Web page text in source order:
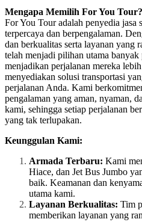
Mengapa Memilih For You Tour?
For You Tour adalah penyedia jasa
terpercaya dan berpengalaman.
dan berkualitas serta layanan yang
telah menjadi pilihan utama
menjadikan perjalanan mereka
menyediakan solusi transportasi
perjalanan Anda. Kami
pengalaman yang aman, nyaman,
kami, sehingga setiap perjalanan
yang tak terlupakan.
Keunggulan Kami:
Armada Terbaru: Kami
Hiace, dan Jet Bus Jumbo
baik. Keamanan dan
utama kami.
Layanan Berkualitas: Tim
memberikan layanan yang